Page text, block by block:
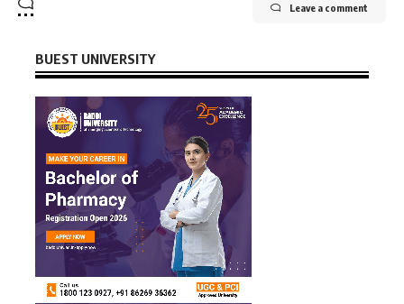
Leave a comment
BUEST UNIVERSITY